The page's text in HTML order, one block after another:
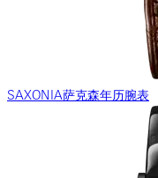
SAXONIA萨克森年历腕表